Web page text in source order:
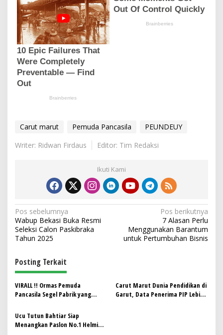
Carut marut Pemuda Pancasila
PEUNDEUY
Writer: Ridwan Firdaus
Editor: Tim Redaksi
Ikuti Kami
N
a
v
i
g
a
s
i
p
Pos sebelumnya
Wabup Bekasi Buka Resmi
Seleksi Calon Paskibraka
Tahun 2025
Pos berikutnya
7 Alasan Perlu
Menggunakan Barantum
untuk Pertumbuhan Bisnis
Posting Terkait
VIRALL !! Ormas Pemuda
Pancasila Segel Pabrik yang
Carut Marut Dunia Pendidikan di
Garut, Data Penerima PIP Lebih
Ucu Tutun Bahtiar Siap
Menangkan Paslon No.1 Helmi